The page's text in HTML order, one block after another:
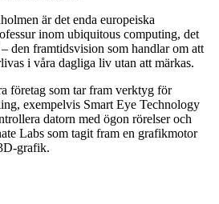
är det enda europeiska
inom ubiquitous computing, det
den framtidsvision som handlar om att
i våra dagliga liv utan att märkas.
företag som tar fram verktyg för
exempelvis Smart Eye Technology
datorn med ögon rörelser och
Labs som tagit fram en grafikmotor
grafik.